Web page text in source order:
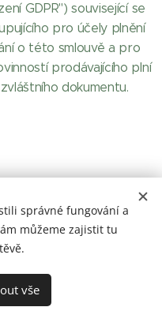
GDPR") související se
pro účely plnění
o této smlouvě a pro
prodávajícího plní
dokumentu.
Cookies
správné fungování a
můžeme zajistit tu
vše